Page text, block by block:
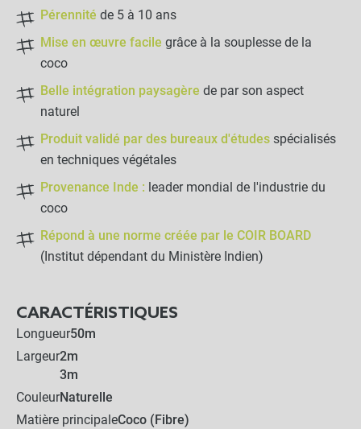
Lot de 250 agrafes métal
4x9x24cm - Sol caillouteux
+
Lot de 50 agrafes
29,90 € - +
Kit complet :
Géo Filet Coco
AJOUTER L'ENSEMBLE AU
PANIER
Pérennité de 5 à 10 ans
Mise en œuvre facile grâce à la souplesse de la
coco
Belle intégration paysagère de par son aspect
naturel
Produit validé par des bureaux d'études spécialisés
en techniques végétales
Provenance Inde : leader mondial de l'industrie du
coco
Répond à une norme créée par le COIR BOARD
(Institut dépendant du Ministère Indien)
CARACTÉRISTIQUES
Longueur50m
Largeur2m
3m
CouleurNaturelle
Matière principaleCoco (Fibre)